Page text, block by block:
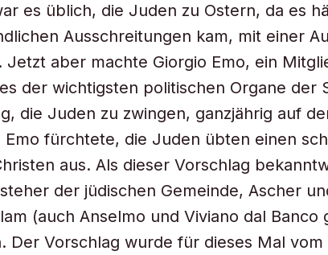
es üblich, die Juden zu Ostern, da es
Ausschreitungen kam, mit einer
Jetzt aber machte Giorgio Emo, ein
der wichtigsten politischen Organe der
die Juden zu zwingen, ganzjährig auf
Emo fürchtete, die Juden übten einen
aus. Als dieser Vorschlag
der jüdischen Gemeinde, Ascher
(auch Anselmo und Viviano dal Banco
Der Vorschlag wurde für dieses Mal vom